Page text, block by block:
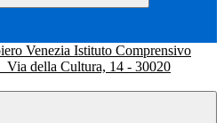
Istituto Comprensivo
Via della Cultura, 14 - 30020